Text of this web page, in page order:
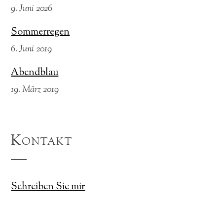
9. Juni 2026
Sommerregen
6. Juni 2019
Abendblau
19. März 2019
Kontakt
Schreiben Sie mir